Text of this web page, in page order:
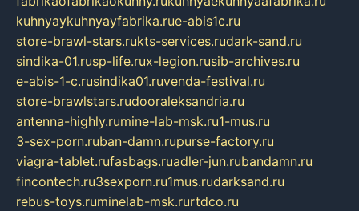
kuhnyaykuhnyayfabrika.rue-abis1c.ru
store-brawl-stars.rukts-services.rudark-sand.ru
sindika-01.rusp-life.rux-legion.rusib-archives.ru
e-abis-1-c.rusindika01.ruvenda-festival.ru
store-brawlstars.rudooraleksandria.ru
antenna-highly.rumine-lab-msk.ru1-mus.ru
3-sex-porn.ruban-damn.rupurse-factory.ru
viagra-tablet.rufasbags.ruadler-jun.rubandamn.ru
fincontech.ru3sexporn.ru1mus.rudarksand.ru
rebus-toys.ruminelab-msk.rurtdco.ru